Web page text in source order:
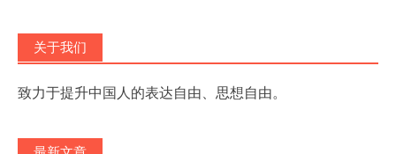
关于我们
致力于提升中国人的表达自由、思想自由。